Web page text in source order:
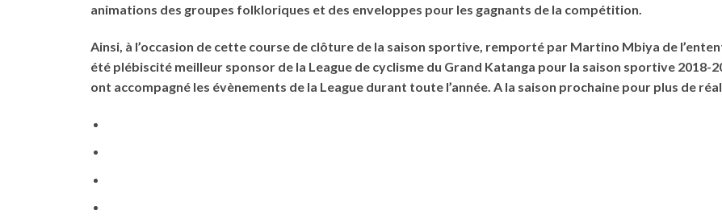
animations des groupes folkloriques et des enveloppes pour les gagnants de la compétition.
Ainsi, à l’occasion de cette course de clôture de la saison sportive, remporté par Martino Mbiya de
été plébiscité meilleur sponsor de la League de cyclisme du Grand Katanga pour la saison sportive 2018-
ont accompagné les évènements de la League durant toute l’année. A la saison prochaine pour plus de